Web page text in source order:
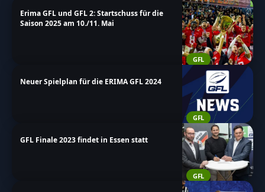
GFL
Erima GFL und GFL 2: Startschuss für die
Saison 2025 am 10./11. Mai
GFL
Neuer Spielplan für die ERIMA GFL 2024
GFL
GFL Finale 2023 findet in Essen statt